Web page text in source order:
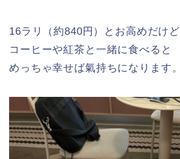
16ラリ（約840円）とお高めだけど
コーヒーや紅茶と一緒に食べると
めっちゃ幸せば氣持ちになります。